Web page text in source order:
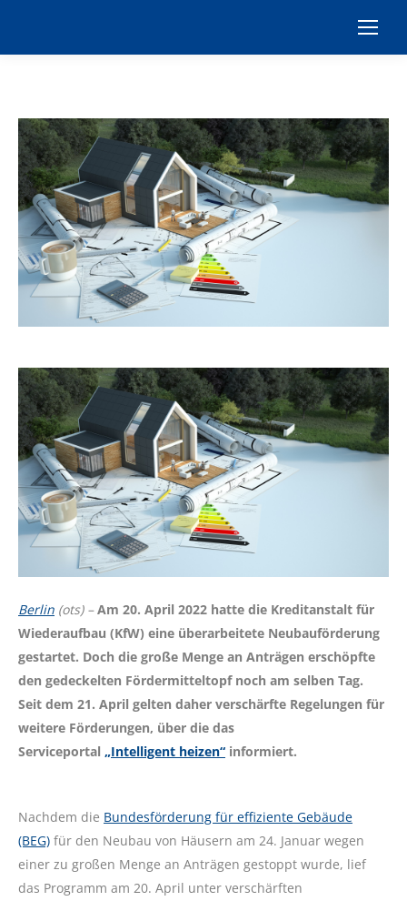
Berlin (ots) –Am 20. April 2022 hatte die Kreditanstalt für
Wiederaufbau (KfW) eine überarbeitete Neubauförderung
gestartet. Doch die große Menge an Anträgen erschöpfte
den gedeckelten Fördermitteltopf noch am selben Tag.
Seit dem 21. April gelten daher verschärfte Regelungen für
weitere Förderungen, über die das
Serviceportal „Intelligent heizen“ informiert.
Nachdem die Bundesförderung für effiziente Gebäude
(BEG) für den Neubau von Häusern am 24. Januar wegen
einer zu großen Menge an Anträgen gestoppt wurde, lief
das Programm am 20. April unter verschärften